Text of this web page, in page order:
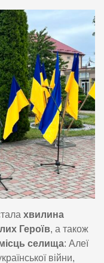
хвилина
Героїв, а також
селища: Алеї
війни,